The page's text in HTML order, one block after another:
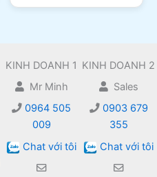
KINH DOANH 1
Mr Minh
0964 505
009
Chat với tôi
KINH DOANH 2
Sales
0903 679
355
Chat với tôi